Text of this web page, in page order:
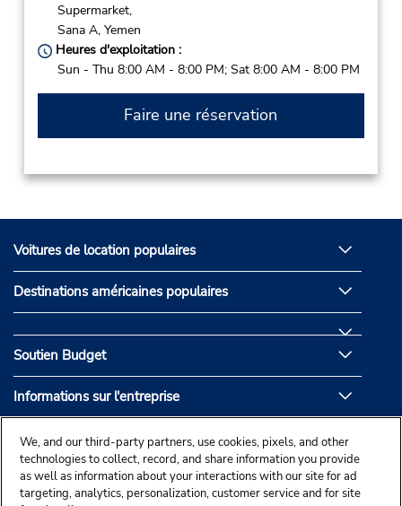
Supermarket,
Sana A, Yemen
Heures d'exploitation :
Sun - Thu 8:00 AM - 8:00 PM; Sat 8:00 AM - 8:00 PM
Faire une réservation
Voitures de location populaires
Destinations américaines populaires
Soutien Budget
Informations sur l'entreprise
Partenaires de Budget
We, and our third-party partners, use cookies, pixels, and other
technologies to collect, record, and share information you provide
as well as information about your interactions with our site for ad
targeting, analytics, personalization, customer service and for site